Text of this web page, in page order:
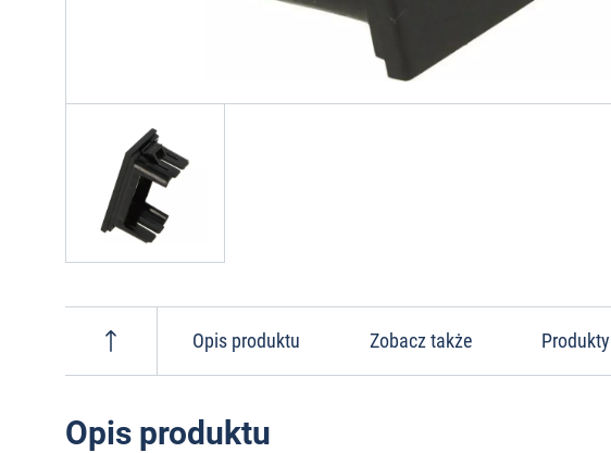
Opis produktu Zobacz także
Opis produktu